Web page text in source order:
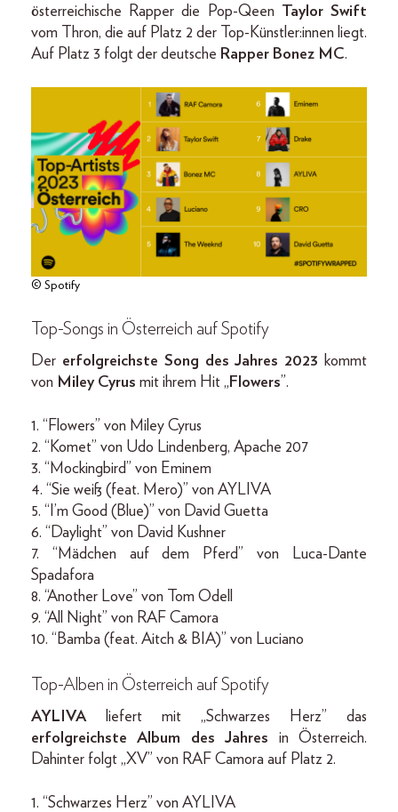
österreichische Rapper die Pop-Qeen Taylor Swift
vom Thron, die auf Platz 2 der Top-Künstler:innen liegt.
Auf Platz 3 folgt der deutsche Rapper Bonez MC.
© Spotify
Top-Songs in Österreich auf Spotify
Der erfolgreichste Song des Jahres 2023 kommt
von Miley Cyrus mit ihrem Hit „ Flowers”.
1. “Flowers” von Miley Cyrus
2. “Komet” von Udo Lindenberg, Apache 207
3. “Mockingbird” von Eminem
4. “Sie weiß (feat. Mero)” von AYLIVA
5. “I’m Good (Blue)” von David Guetta
6. “Daylight” von David Kushner
7. “Mädchen auf dem Pferd” von Luca-Dante
Spadafora
8. “Another Love” von Tom Odell
9. “All Night” von RAF Camora
10. “Bamba (feat. Aitch & BIA)” von Luciano
Top-Alben in Österreich auf Spotify
AYLIVA
liefert mit „Schwarzes Herz” das
erfolgreichste Album des Jahres in Österreich.
Dahinter folgt „XV” von RAF Camora auf Platz 2.
1. “Schwarzes Herz” von AYLIVA